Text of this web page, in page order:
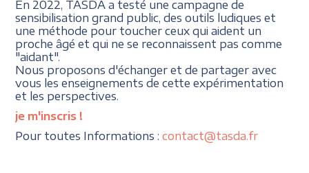
En 2022, TASDA a testé une campagne de
sensibilisation grand public, des outils ludiques et
une méthode pour toucher ceux qui aident un
proche âgé et qui ne se reconnaissent pas comme
"aidant".
Nous proposons d'échanger et de partager avec
vous les enseignements de cette expérimentation
et les perspectives.
je m'inscris !
Pour toutes Informations :contact@tasda.fr